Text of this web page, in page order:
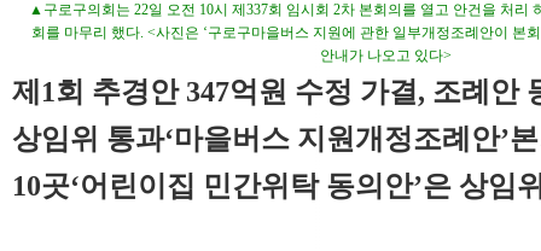
▲구로구의회는 22일 오전 10시 제337회 임시회 2차 본회의를 열고 안건을 처리
회를 마무리 했다. <사진은 ‘구로구마을버스 지원에 관한 일부개정조례안이 본
안내가 나오고 있다>
제1회 추경안 347억원 수정 가결, 조례안
상임위 통과‘마을버스 지원개정조례안’
10곳‘어린이집 민간위탁 동의안’은 상임